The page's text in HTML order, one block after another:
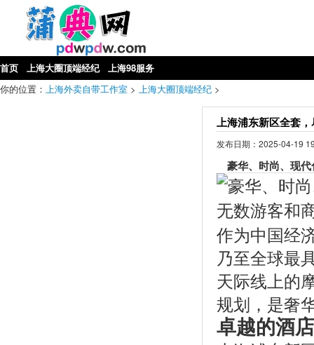
首页 上海大圈顶端经纪
上海98服务
你的位置： 上海外卖自带工作室 > 上海大圈顶端经纪 >
上海浦东新区全套
发布日期：2025-04-19
豪华、时尚、现
作为中国经
乃至全球最
天际线上的
规划，是奢
卓越的酒